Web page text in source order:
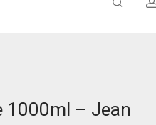
1000ml – Jean